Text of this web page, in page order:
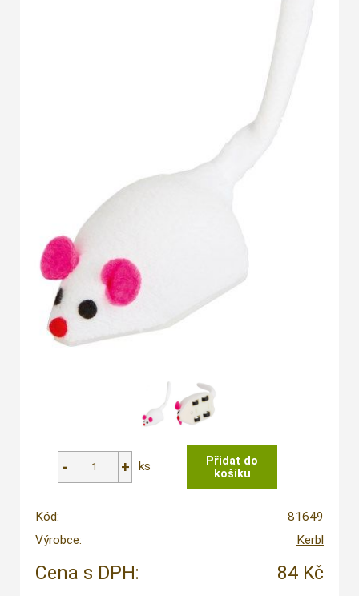
ks
Kód:
81649
Výrobce:
Kerbl
Cena s DPH: 84 Kč